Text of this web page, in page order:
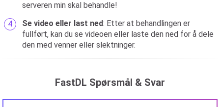
serveren min skal behandle!
Se video eller last ned: Etter at behandlingen er
fullført, kan du se videoen eller laste den ned for å dele
den med venner eller slektninger.
FastDL Spørsmål & Svar